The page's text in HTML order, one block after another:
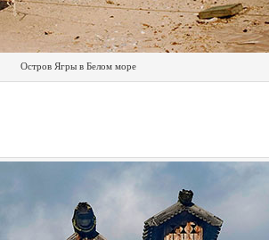
Остров Ягры в Белом море